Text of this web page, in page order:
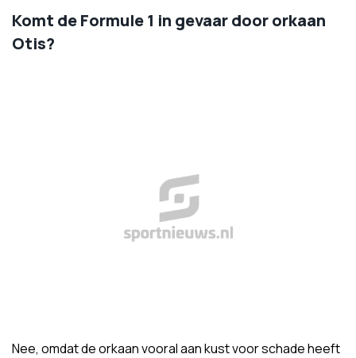
Komt de Formule 1 in gevaar door orkaan
Otis?
Nee, omdat de orkaan vooral aan kust voor schade heeft